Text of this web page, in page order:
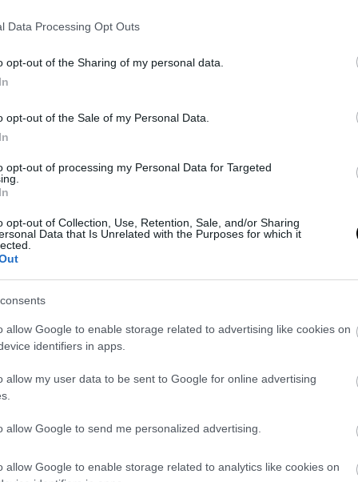
Data Processing Opt Outs
opt-out of the Sharing of my personal data.
opt-out of the Sale of my Personal Data.
opt-out of processing my Personal Data for Targeted
opt-out of Collection, Use, Retention, Sale, and/or Sharing
Data that Is Unrelated with the Purposes for which it
allow Google to enable storage related to advertising like cookies on
identifiers in apps.
allow my user data to be sent to Google for online advertising
allow Google to send me personalized advertising.
allow Google to enable storage related to analytics like cookies on
παρατηρήσεων, καθώς είναι
του σε ριψοκίνδυνες σκηνές και γυρίσματα σε
συνθήκες, συχνά χωρίς εμφανή διαχωρισμό
γύρω του.
«Είναι ίδια η Σ.Κρόφορντ» (φωτο)
για τις πυραμίδες: Οι αρχαίοι Αιγύπτιοι ίσως
Συνελήφθη 31χρονος που εμπλέκεται στην
των τσιγαράδων του «Έντικ»
Ακολουθήστε το pronews.grστο Google News και
πρώτοι όλες τις ειδήσεις
Τ.ΚΡΟΥΖ ΤΡΕΝΟ